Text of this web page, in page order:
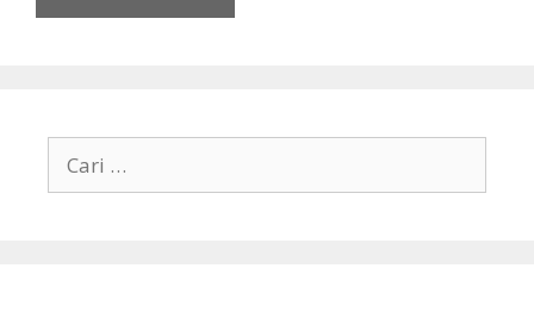
untuk: